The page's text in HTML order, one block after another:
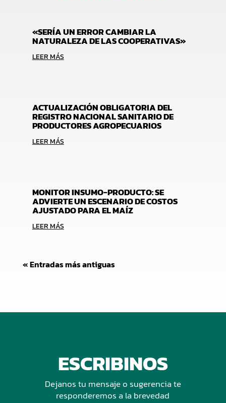
«SERÍA UN ERROR CAMBIAR LA
NATURALEZA DE LAS COOPERATIVAS»
LEER MÁS
ACTUALIZACIÓN OBLIGATORIA DEL
REGISTRO NACIONAL SANITARIO DE
PRODUCTORES AGROPECUARIOS
LEER MÁS
MONITOR INSUMO-PRODUCTO: SE
ADVIERTE UN ESCENARIO DE COSTOS
AJUSTADO PARA EL MAÍZ
LEER MÁS
« Entradas más antiguas
ESCRIBINOS
Dejanos tu mensaje o sugerencia te
responderemos a la brevedad